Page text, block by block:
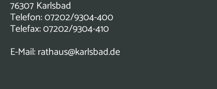
76307 Karlsbad
Telefon: 07202/9304-400
Telefax: 07202/9304-410
E-Mail:rathaus@karlsbad.de